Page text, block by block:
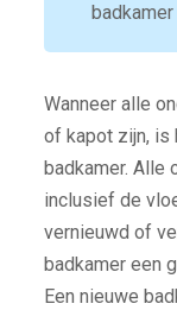
Wanneer alle
of kapot zijn, is
badkamer. Alle
inclusief de
vernieuwd of
badkamer een
Een nieuwe